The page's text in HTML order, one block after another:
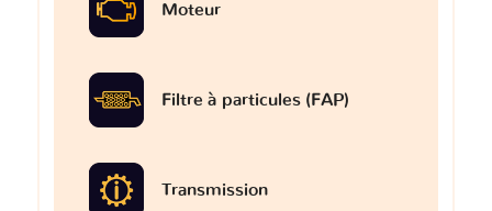
Moteur
Filtre à particules (FAP)
Transmission